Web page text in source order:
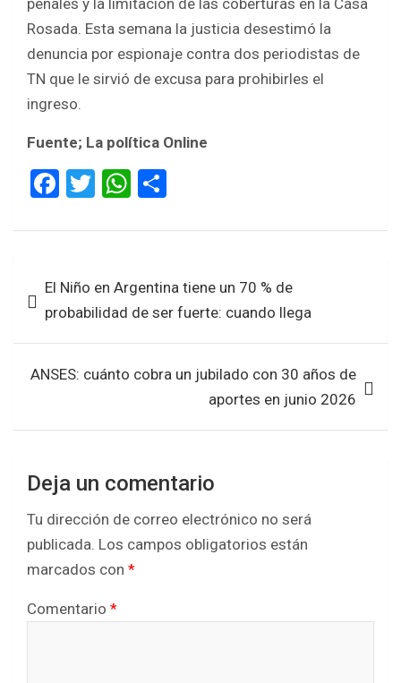
penales y la limitación de las coberturas en la Casa
Rosada. Esta semana la justicia desestimó la
denuncia por espionaje contra dos periodistas de
TN que le sirvió de excusa para prohibirles el
ingreso.
Fuente; La política Online
F
ce
o
o
k
T
tt
W
at
A
p
p
ar
de
entradas
El Niño en Argentina tiene un 70 % de
probabilidad de ser fuerte: cuando llega
ANSES: cuánto cobra un jubilado con 30 años de
aportes en junio 2026
Deja un comentario
Tu dirección de correo electrónico no será
publicada. Los campos obligatorios están
marcados con *
Comentario *